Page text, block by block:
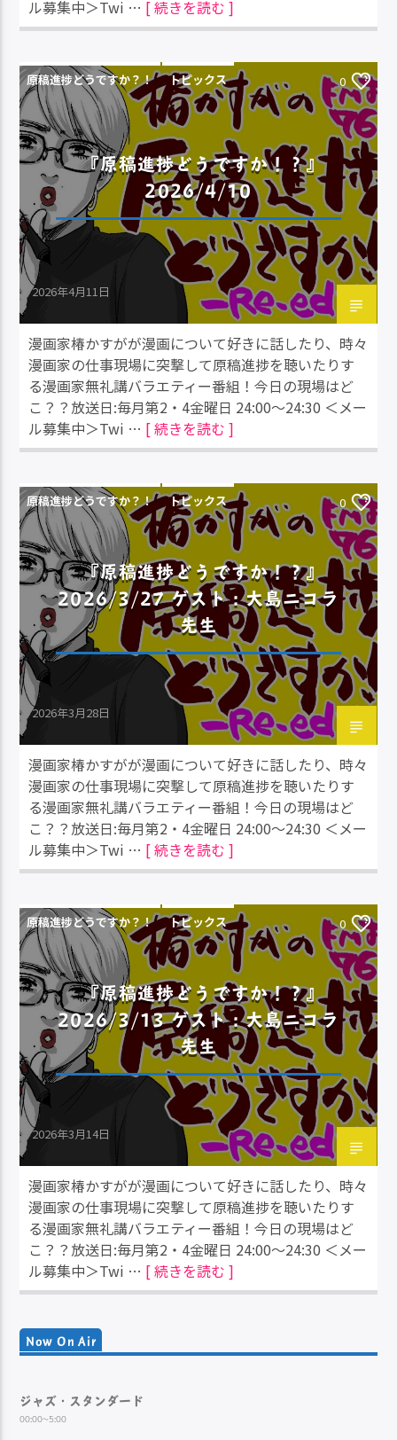
ル募集中＞Twi … [ 続きを読む ]
原稿進捗どうですか？！ トピックス 0
『原稿進捗どうですか！？』
2026/4/10
2026年4月11日
漫画家椿かすがが漫画について好きに話したり、時々
漫画家の仕事現場に突撃して原稿進捗を聴いたりす
る漫画家無礼講バラエティー番組！今日の現場はど
こ？？放送日:毎月第2・4金曜日 24:00～24:30 ＜メー
ル募集中＞Twi … [ 続きを読む ]
原稿進捗どうですか？！ トピックス 0
『原稿進捗どうですか！？』
2026/3/27 ゲスト：大島ニコラ
先生
2026年3月28日
漫画家椿かすがが漫画について好きに話したり、時々
漫画家の仕事現場に突撃して原稿進捗を聴いたりす
る漫画家無礼講バラエティー番組！今日の現場はど
こ？？放送日:毎月第2・4金曜日 24:00～24:30 ＜メー
ル募集中＞Twi … [ 続きを読む ]
原稿進捗どうですか？！ トピックス 0
『原稿進捗どうですか！？』
2026/3/13 ゲスト：大島ニコラ
先生
2026年3月14日
漫画家椿かすがが漫画について好きに話したり、時々
漫画家の仕事現場に突撃して原稿進捗を聴いたりす
る漫画家無礼講バラエティー番組！今日の現場はど
こ？？放送日:毎月第2・4金曜日 24:00～24:30 ＜メー
ル募集中＞Twi … [ 続きを読む ]
Now On Air
ジャズ・スタンダード
00:00~5:00